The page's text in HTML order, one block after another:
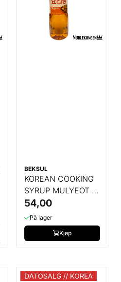
BEKSUL
KOREAN COOKING
SYRUP MULYEOT -
700 GR
54,00
På lager
Kjøp
DATOSALG // KOREA